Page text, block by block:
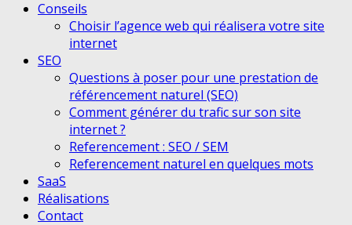
Conseils
Choisir l’agence web qui réalisera votre site
internet
SEO
Questions à poser pour une prestation de
référencement naturel (SEO)
Comment générer du trafic sur son site
internet ?
Referencement : SEO / SEM
Referencement naturel en quelques mots
SaaS
Réalisations
Contact